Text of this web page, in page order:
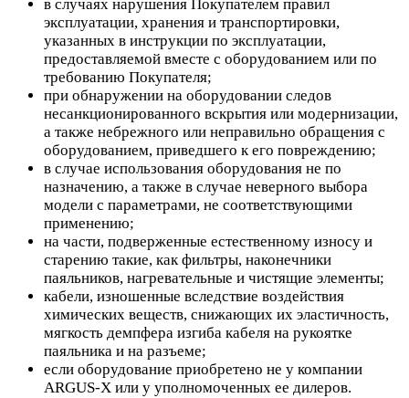
в случаях нарушения Покупателем правил
эксплуатации, хранения и транспортировки,
указанных в инструкции по эксплуатации,
предоставляемой вместе с оборудованием или по
требованию Покупателя;
при обнаружении на оборудовании следов
несанкционированного вскрытия или модернизации,
а также небрежного или неправильно обращения с
оборудованием, приведшего к его повреждению;
в случае использования оборудования не по
назначению, а также в случае неверного выбора
модели с параметрами, не соответствующими
применению;
на части, подверженные естественному износу и
старению такие, как фильтры, наконечники
паяльников, нагревательные и чистящие элементы;
кабели, изношенные вследствие воздействия
химических веществ, снижающих их эластичность,
мягкость демпфера изгиба кабеля на рукоятке
паяльника и на разъеме;
если оборудование приобретено не у компании
ARGUS-X или у уполномоченных ее дилеров.